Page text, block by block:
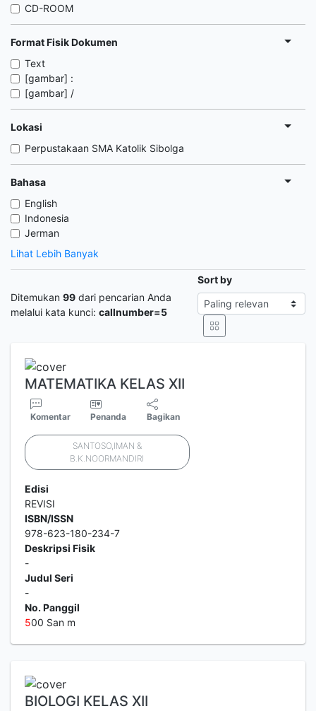
CD-ROOM
Format Fisik Dokumen
Text
[gambar] :
[gambar] /
Lokasi
Perpustakaan SMA Katolik Sibolga
Bahasa
English
Indonesia
Jerman
Lihat Lebih Banyak
Ditemukan 99 dari pencarian Anda
melalui kata kunci: callnumber=5
Sort by
MATEMATIKA KELAS XII
Komentar Penanda Bagikan
SANTOSO,IMAN &
B.K.NOORMANDIRI
Edisi
REVISI
ISBN/ISSN
978-623-180-234-7
Deskripsi Fisik
-
Judul Seri
-
No. Panggil
500 San m
BIOLOGI KELAS XII